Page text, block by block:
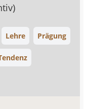
Lehre Prägung